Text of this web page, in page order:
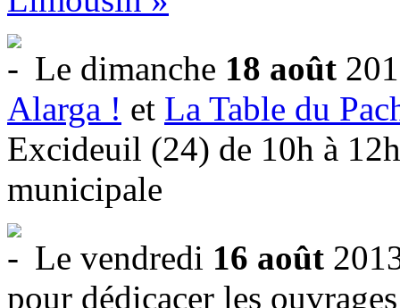
Le dimanche 18 août
Alarga ! et La Table du
Excideuil (24) de 10h à
municipale
Le vendredi 16 août
pour dédicacer les